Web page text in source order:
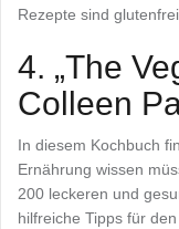
Rezepte sind
4. „The
Colleen
In diesem Kochbuch
Ernährung wissen
200 leckeren und
hilfreiche Tipps für